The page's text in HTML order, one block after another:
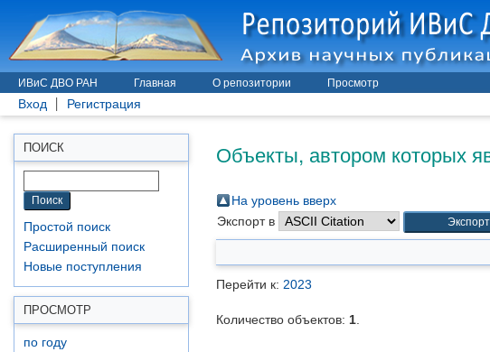
ИВиС ДВО РАН Главная О репозитории Просмотр
Вход Регистрация
ПОИСК
Простой поиск
Расширенный поиск
Новые поступления
ПРОСМОТР
по году
Объекты, автором которых
На уровень вверх
Экспорт в
Перейти к: 2023
Количество объектов: 1